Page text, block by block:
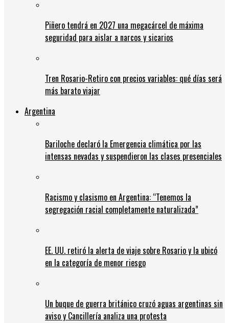
Piñero tendrá en 2027 una megacárcel de máxima
seguridad para aislar a narcos y sicarios
Tren Rosario-Retiro con precios variables: qué días será
más barato viajar
Argentina
Bariloche declaró la Emergencia climática por las
intensas nevadas y suspendieron las clases presenciales
Racismo y clasismo en Argentina: “Tenemos la
segregación racial completamente naturalizada”
EE. UU. retiró la alerta de viaje sobre Rosario y la ubicó
en la categoría de menor riesgo
Un buque de guerra británico cruzó aguas argentinas sin
aviso y Cancillería analiza una protesta